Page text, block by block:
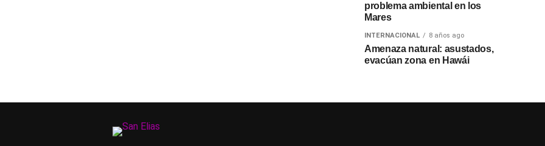
problema ambiental en los
Mares
INTERNACIONAL 8 años ago
Amenaza natural: asustados,
evacúan zona en Hawái